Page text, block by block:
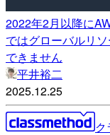
2022年2月以降に
ではグローバルリ
できません
平井裕二
2025.12.25